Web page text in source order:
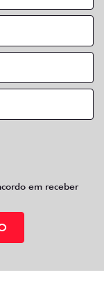
em receber